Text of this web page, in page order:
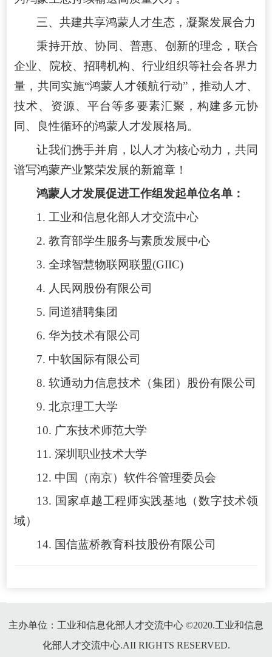
三、共建共享鸿蒙人才生态，凝聚发展合力
秉持开放、协同、普惠、创新的理念，联合
企业、院校、招聘机构、行业组织等社会各界力
量，共同实施“鸿蒙人才领航行动”，推动人才、
技术、资源、平台等多要素汇聚，构建多元协
同、良性循环的鸿蒙人才发展格局。
让我们携手并肩，以人才为核心动力，共同
谱写鸿蒙产业繁荣发展的新篇章！
鸿蒙人才发展促进工作组发起单位名单：
1. 工业和信息化部人才交流中心
2. 教育部学生服务与素质发展中心
3. 全球智慧物联网联盟(GIIC)
4. 人民网股份有限公司
5. 同道猎聘集团
6. 华为技术有限公司
7. 中软国际有限公司
8. 软通动力信息技术（集团）股份有限公司
9. 北京理工大学
10. 广东技术师范大学
11. 深圳职业技术大学
12. 中国（南京）软件谷管理委员会
13. 国家卓越工程师实践基地（数字技术领
域）
14. 国信蓝桥教育科技股份有限公司
主办单位：工业和信息化部人才交流中心 ©2020.工业和信息
化部人才交流中心.AII RIGHTS RESERVED.